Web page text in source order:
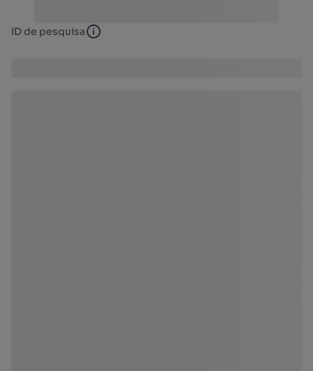
ID de pesquisa ID de pesquisa